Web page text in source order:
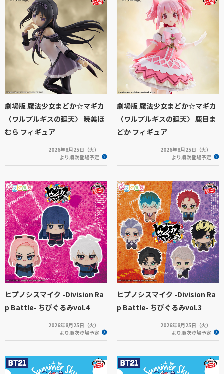
劇場版 魔法少女まどか☆マギカ
〈ワルプルギスの廻天〉 暁美ほ
むら フィギュア
2026年8月25日（火）
より順次登場予定
劇場版 魔法少女まどか☆マギカ
〈ワルプルギスの廻天〉 鹿目ま
どか フィギュア
2026年8月25日（火）
より順次登場予定
ヒプノシスマイク -Division Ra
p Battle- ちびぐるみvol.4
2026年8月25日（火）
より順次登場予定
ヒプノシスマイク -Division Ra
p Battle- ちびぐるみvol.3
2026年8月25日（火）
より順次登場予定